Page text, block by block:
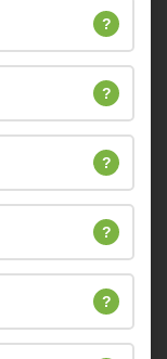
?
?
?
?
?